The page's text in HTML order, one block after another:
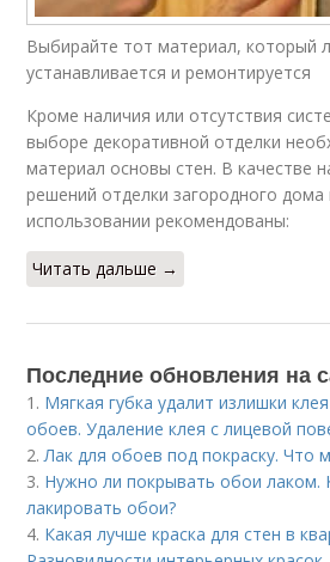
Выбирайте тот материал, который
устанавливается и ремонтируется
Кроме наличия или отсутствия
выборе декоративной отделки
материал основы стен. В качестве
решений отделки загородного дома
использовании рекомендованы:
Читать дальше →
Последние обновления на
1. Мягкая губка удалит излишки
обоев. Удаление клея с лицевой
2.Лак для обоев под покраску. Что
3. Нужно ли покрывать обои лаком.
лакировать обои?
4. Какая лучше краска для стен в